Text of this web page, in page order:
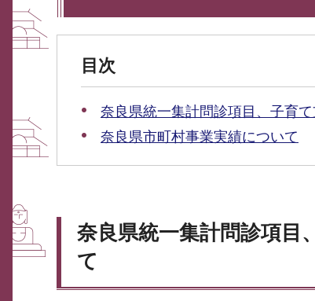
目次
奈良県統一集計問診項目、子育
奈良県市町村事業実績について
奈良県統一集計問診項目
て